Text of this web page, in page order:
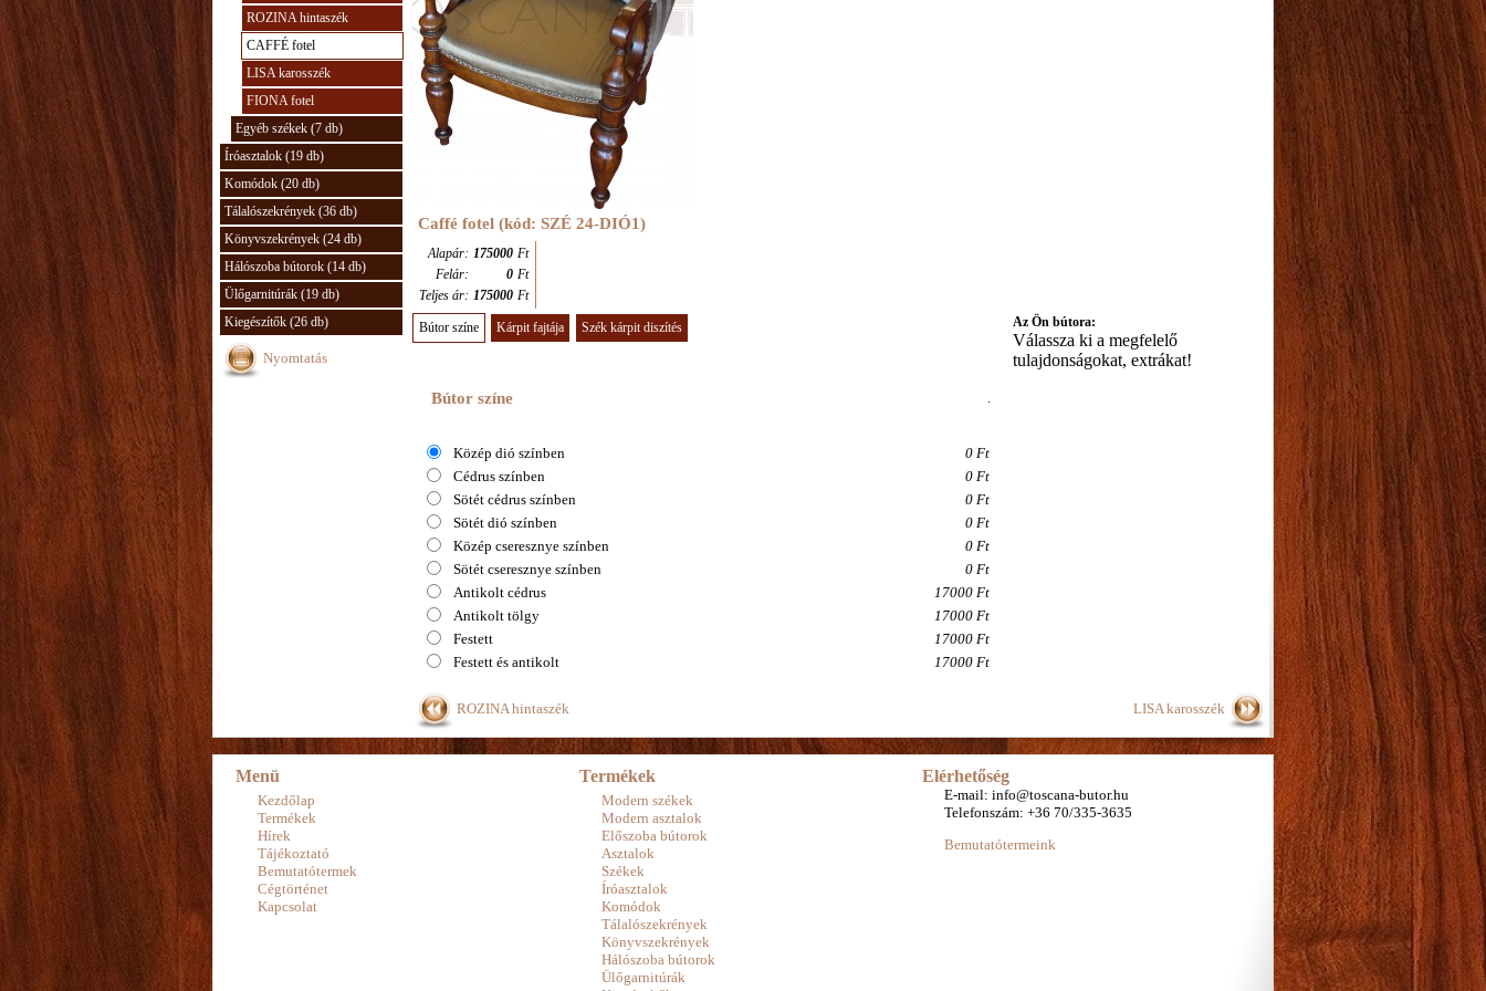
ROZINA hintaszék
CAFFÉ fotel
LISA karosszék
FIONA fotel
Egyéb székek (7 db)
Íróasztalok (19 db)
Komódok (20 db)
Tálalószekrények (36 db)
Könyvszekrények (24 db)
Hálószoba bútorok (14 db)
Ülőgarnitúrák (19 db)
Kiegészítők (26 db)
Nyomtatás
Caffé fotel (kód: SZÉ 24-DIÓ1)
Alapár: 175000 Ft
Felár:
0 Ft
Teljes ár: 175000 Ft
Bútor színe Kárpit fajtája Szék kárpit diszítés
Bútor színe .
Közép dió színben
0 Ft
Cédrus színben
0 Ft
Sötét cédrus színben
0 Ft
Sötét dió színben
0 Ft
Közép cseresznye színben
0 Ft
Sötét cseresznye színben
0 Ft
Antikolt cédrus
17000 Ft
Antikolt tölgy
17000 Ft
Festett
17000 Ft
Festett és antikolt
17000 Ft
Az Ön bútora:
Válassza ki a megfelelő
tulajdonságokat, extrákat!
ROZINA hintaszék LISA karosszék
Menü
Kezdőlap
Termékek
Hírek
Tájékoztató
Bemutatótermek
Cégtörténet
Kapcsolat
Termékek
Modern székek
Modern asztalok
Előszoba bútorok
Asztalok
Székek
Íróasztalok
Komódok
Tálalószekrények
Könyvszekrények
Hálószoba bútorok
Ülőgarnitúrák
Elérhetőség
E-mail: info@toscana-butor.hu
Telefonszám: +36 70/335-3635
Bemutatótermeink